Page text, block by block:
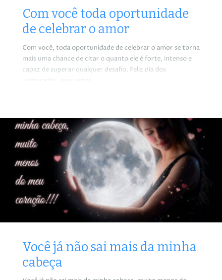
Com você toda oportunidade
de celebrar o amor
Com você, toda oportunidade de celebrar o amor se torna
mais uma chance de citar o quanto ele é forte, intenso e
capaz de superar qualquer desafio. Feliz dia dos
namorados, meu amor.
Você já não sai mais da minha
cabeça